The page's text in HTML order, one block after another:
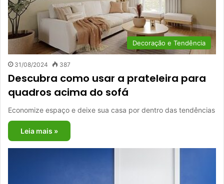
Decoração e Tendência
31/08/2024 387
Descubra como usar a prateleira para
quadros acima do sofá
Economize espaço e deixe sua casa por dentro das tendências
Leia mais »